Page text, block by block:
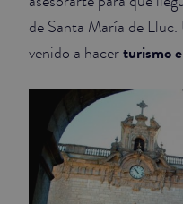
de Santa María de
venido a hacerturismo